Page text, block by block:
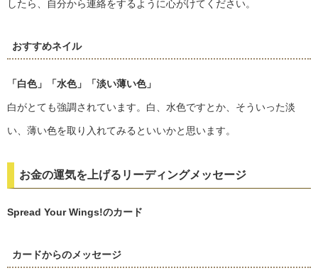
したら、自分から連絡をするように心がけてください。
おすすめネイル
「白色」 「水色」 「淡い薄い色」
白がとても強調されています。白、水色ですとか、そういった淡
い、薄い色を取り入れてみるといいかと思います。
お金の運気を上げるリーディングメッセージ
Spread Your Wings!のカード
カードからのメッセージ